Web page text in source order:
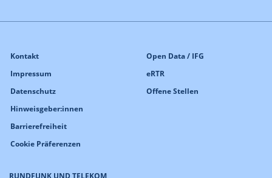
RUNDFUNK UND TELEKOM
Kontakt
Impressum
Datenschutz
Hinweisgeber:innen
Barrierefreiheit
Cookie Präferenzen
Open Data / IFG
eRTR
Offene Stellen